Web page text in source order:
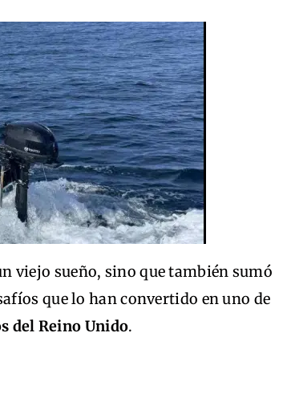
viejo sueño, sino que también sumó
que lo han convertido en uno de
del Reino Unido.